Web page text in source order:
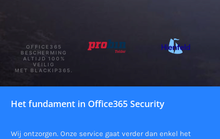
OFFICE365
BESCHERMING
ALTIJD 100%
VEILIG
MET BLACKIP365.
Het fundament in Office365 Security
Wij ontzorgen. Onze service gaat verder dan enkel het